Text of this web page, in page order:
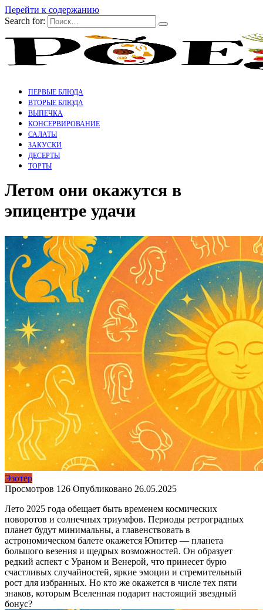
Перейти к содержанию
Search for:
ПЕРВЫЕ БЛЮДА
ВТОРЫЕ БЛЮДА
ВЫПЕЧКА
КОНСЕРВИРОВАНИЕ
САЛАТЫ
ЗАКУСКИ
ДЕСЕРТЫ
ТОРТЫ
Летом они окажутся в
эпицентре удачи
Эзотер
Просмотров 126 Опубликовано 26.05.2025
Лето 2025 года обещает быть временем космических
поворотов и солнечных триумфов. Периоды ретроградных
планет будут минимальны, а главенствовать в
астрономическом балете окажется Юпитер — планета
большого везения и щедрых возможностей. Он образует
редкий аспект с Ураном и Венерой, что принесет бурю
счастливых случайностей, яркие эмоции и стремительный
рост для избранных. Но кто же окажется в числе тех пяти
знаков, которым Вселенная подарит настоящий звездный
бонус?